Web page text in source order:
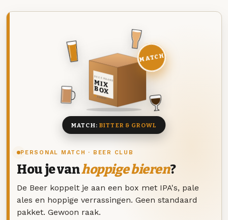
PERSONAL MATCH · BEER CLUB
Hou je vanhoppige bieren?
De Beer koppelt je aan een box met IPA's, pale
ales en hoppige verrassingen. Geen standaard
pakket. Gewoon raak.
DEZE MAAND
MIX
BOX
8 BIEREN
MATCH
MATCH: BITTER & GROWL